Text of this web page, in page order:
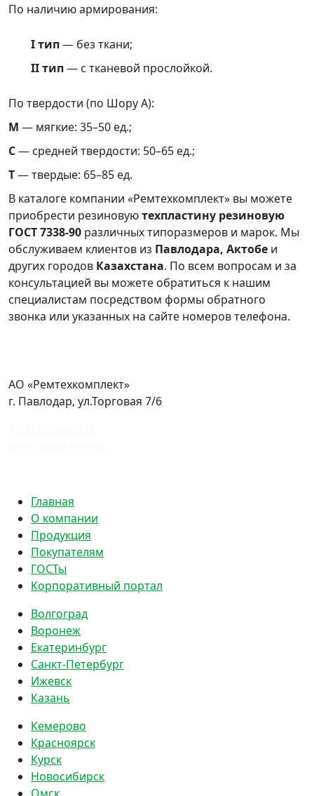
По наличию армирования:
I тип— без ткани;
II тип— с тканевой прослойкой.
По твердости (по Шору А):
М — мягкие: 35–50 ед.;
С— средней твердости: 50–65 ед.;
Т— твердые: 65–85 ед.
В каталоге компании «Ремтехкомплект» вы можете
приобрести резиновуютехпластину резиновую
ГОСТ 7338-90 различных типоразмеров и марок. Мы
обслуживаем клиентов из Павлодара, Актобе и
других городов Казахстана. По всем вопросам и за
консультацией вы можете обратиться к нашим
специалистам посредством формы обратного
звонка или указанных на сайте номеров телефона.
АО «Ремтехкомплект»
г. Павлодар, ул.Торговая 7/6
Главная
О компании
Продукция
Покупателям
ГОСТы
Корпоративный портал
Волгоград
Воронеж
Екатеринбург
Санкт-Петербург
Ижевск
Казань
Кемерово
Красноярск
Курск
Новосибирск